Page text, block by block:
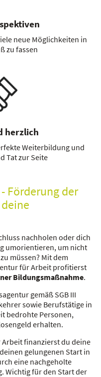
neue Möglichkeiten in
zu fassen
herzlich
Weiterbildung und
Tat zur Seite
Förderung der
nachholen oder dich
umorientieren, um nicht
müssen? Mit dem
für Arbeit profitierst
Bildungsmaßnahme.
gemäß SGB III
sowie Berufstätige in
bedrohte Personen,
erhalten.
finanzierst du deine
gelungenen Start in
eine nachgeholte
Wichtig für den Start der